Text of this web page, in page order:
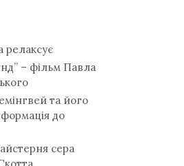
релаксує
– фільм Павла
та його
до
сера